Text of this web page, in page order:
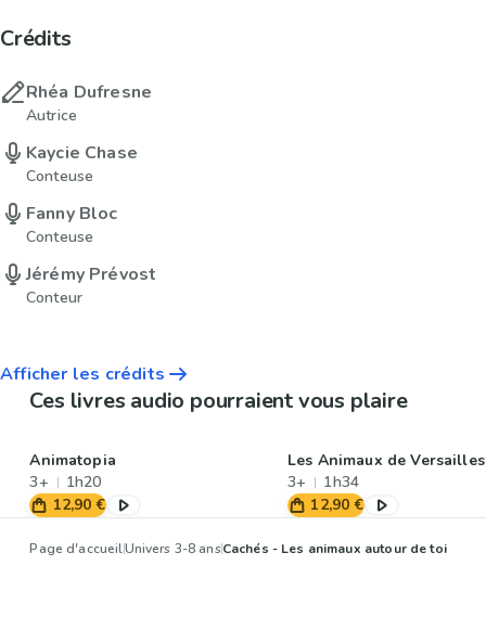
Crédits
Rhéa Dufresne
Autrice
Kaycie Chase
Conteuse
Fanny Bloc
Conteuse
Jérémy Prévost
Conteur
Afficher les crédits
Ces livres audio pourraient vous plaire
Animatopia
3+
1h20
12,90 €
Les Animaux de Versailles
3+
1h34
12,90 €
Page d'accueilUnivers 3-8 ansCachés - Les animaux autour de toi